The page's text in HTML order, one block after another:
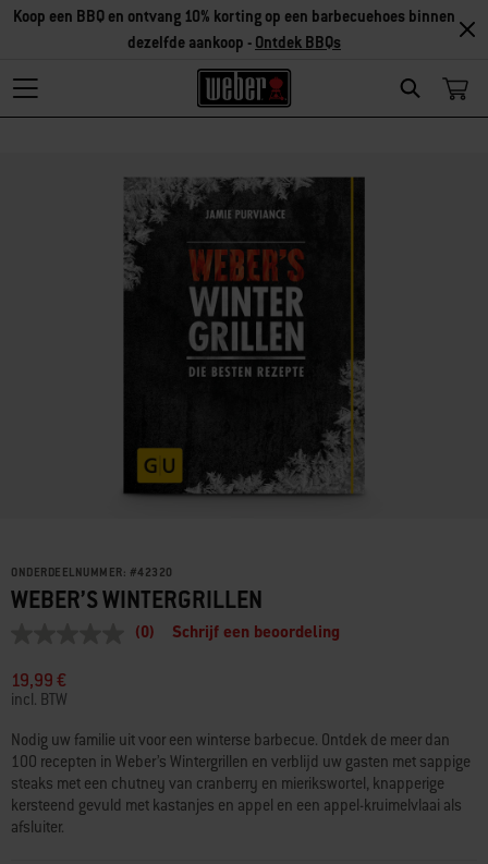
Search
Koop een BBQ en ontvang 10% korting op een barbecuehoes binnen
dezelfde aankoop - Ontdek BBQs
ONDERDEELNUMMER: #42320
WEBER’S WINTERGRILLEN
Dezelfde
paginalink.
(0) Schrijf een beoordeling
19,99 €
incl. BTW
Nodig uw familie uit voor een winterse barbecue. Ontdek de meer dan
100 recepten in Weber’s Wintergrillen en verblijd uw gasten met sappige
steaks met een chutney van cranberry en mierikswortel, knapperige
kersteend gevuld met kastanjes en appel en een appel-kruimelvlaai als
afsluiter.